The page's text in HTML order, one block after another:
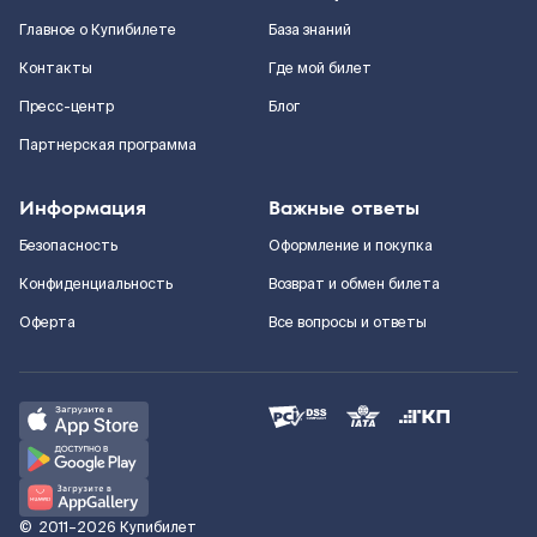
Главное о Купибилете
Контакты
Пресс-центр
Партнерская программа
База знаний
Где мой билет
Блог
Информация
Безопасность
Конфиденциальность
Оферта
Важные ответы
Оформление и покупка
Возврат и обмен билета
Все вопросы и ответы
© 2011–2026 Купибилет